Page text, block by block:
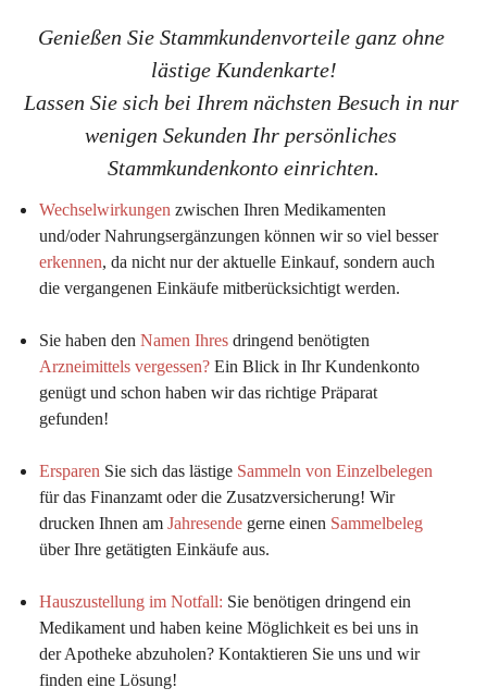
Genießen Sie Stammkundenvorteile ganz ohne
lästige Kundenkarte!
Lassen Sie sich bei Ihrem nächsten Besuch in nur
wenigen Sekunden Ihr persönliches
Stammkundenkonto einrichten.
Wechselwirkungen zwischen Ihren Medikamenten
und/oder Nahrungsergänzungen können wir so viel besser
erkennen, da nicht nur der aktuelle Einkauf, sondern auch
die vergangenen Einkäufe mitberücksichtigt werden.
Sie haben den Namen Ihres dringend benötigten
Arzneimittels vergessen? Ein Blick in Ihr Kundenkonto
genügt und schon haben wir das richtige Präparat
gefunden!
Ersparen Sie sich das lästige Sammeln von Einzelbelegen
für das Finanzamt oder die Zusatzversicherung! Wir
drucken Ihnen am Jahresende gerne einen Sammelbeleg
über Ihre getätigten Einkäufe aus.
Hauszustellung im Notfall: Sie benötigen dringend ein
Medikament und haben keine Möglichkeit es bei uns in
der Apotheke abzuholen? Kontaktieren Sie uns und wir
finden eine Lösung!